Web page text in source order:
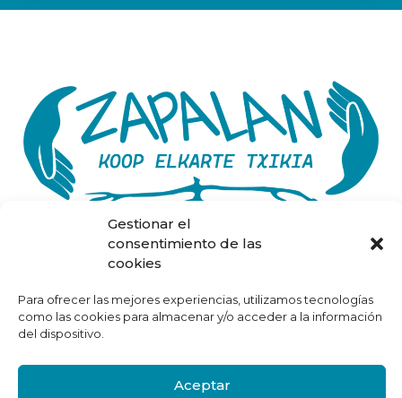
Gestionar el
consentimiento de las
cookies
Para ofrecer las mejores experiencias, utilizamos tecnologías
como las cookies para almacenar y/o acceder a la información
del dispositivo.
Aceptar
Sobre Nosotros
Proyectos
Contacto